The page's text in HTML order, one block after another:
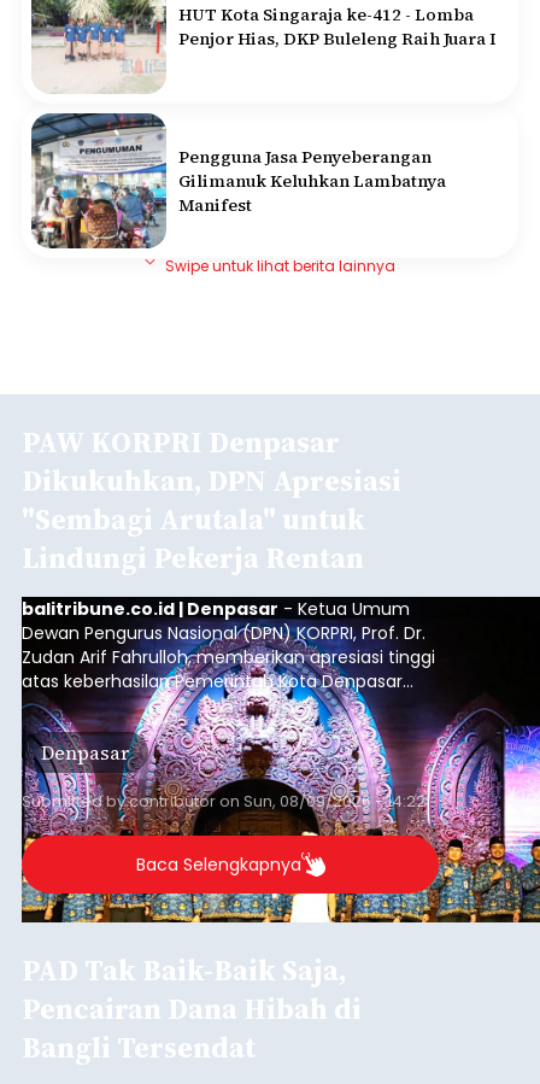
HUT Kota Singaraja ke-412 - Lomba
Penjor Hias, DKP Buleleng Raih Juara I
Pengguna Jasa Penyeberangan
Gilimanuk Keluhkan Lambatnya
Manifest
Swipe untuk lihat berita lainnya
PAW KORPRI Denpasar
Dikukuhkan, DPN Apresiasi
"Sembagi Arutala" untuk
Lindungi Pekerja Rentan
balitribune.co.id | Denpasar - Ketua Umum
Dewan Pengurus Nasional (DPN) KORPRI, Prof. Dr.
Zudan Arif Fahrulloh, memberikan apresiasi tinggi
atas keberhasilan Pemerintah Kota Denpasar
dan KORPRI Kota Denpasar dalam
mengimplementasikan program gotong royong
kepedulian sosial bertajuk "Sembagi Arutala".
Denpasar
Submitted bycontributoron Sun, 08/09/2026 - 14:22
Baca Selengkapnya
PAD Tak Baik-Baik Saja,
Pencairan Dana Hibah di
Bangli Tersendat